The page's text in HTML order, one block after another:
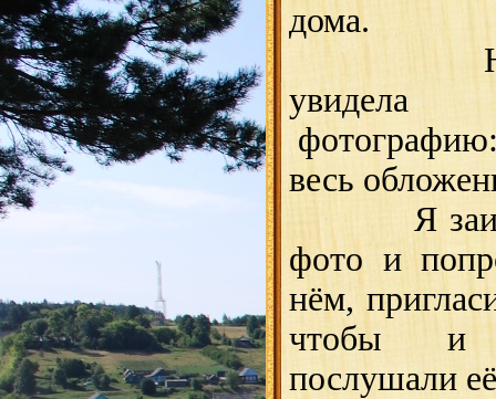
дома.
На
весь
Я
фото и
нём,
чтобы и
послушали